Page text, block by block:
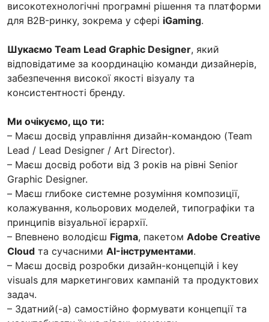
високотехнологічні програмні рішення та платформи
для B2B-ринку, зокрема у сфері iGaming.
Шукаємо Team Lead Graphic Designer, який
відповідатиме за координацію команди дизайнерів,
забезпечення високої якості візуалу та
консистентності бренду.
Ми очікуємо, що ти:
– Маєш досвід управління дизайн-командою (Team
Lead / Lead Designer / Art Director).
– Маєш досвід роботи від 3 років на рівні Senior
Graphic Designer.
– Маєш глибоке системне розуміння композиції,
колажування, кольорових моделей, типографіки та
принципів візуальної ієрархії.
– Впевнено володієш Figma, пакетом Adobe Creative
Cloud та сучасними AI-інструментами.
– Маєш досвід розробки дизайн-концепцій і key
visuals для маркетингових кампаній та продуктових
задач.
– Здатний(-а) самостійно формувати концепції та